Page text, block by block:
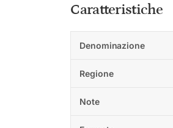
Caratteristiche
Denominazione
Regione
Note